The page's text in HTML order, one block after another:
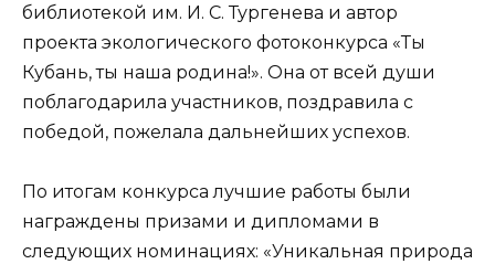
библиотекой им. И. С. Тургенева и автор
проекта экологического фотоконкурса «Ты
Кубань, ты наша родина!». Она от всей души
поблагодарила участников, поздравила с
победой, пожелала дальнейших успехов.
По итогам конкурса лучшие работы были
награждены призами и дипломами в
следующих номинациях: «Уникальная природа